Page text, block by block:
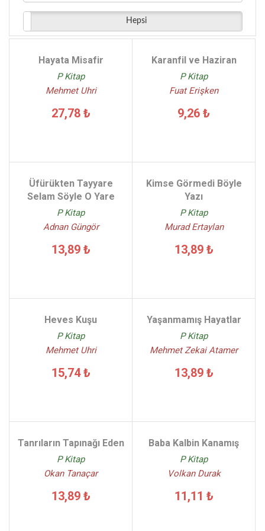
Yakup Ataş - (1)
Koray Şahinbaş - (1)
Şeyda Koç - (1)
Sami Akbulut - (1)
Hepsi
Hayata Misafir
P Kitap
Mehmet Uhri
27,78 ₺
Karanfil ve Haziran
P Kitap
Fuat Erişken
9,26 ₺
Üfürükten Tayyare
Selam Söyle O Yare
P Kitap
Adnan Güngör
13,89 ₺
Kimse Görmedi Böyle
Yazı
P Kitap
Murad Ertaylan
13,89 ₺
Heves Kuşu
P Kitap
Mehmet Uhri
15,74 ₺
Yaşanmamış Hayatlar
P Kitap
Mehmet Zekai Atamer
13,89 ₺
Tanrıların Tapınağı Eden
P Kitap
Okan Tanaçar
13,89 ₺
Baba Kalbin Kanamış
P Kitap
Volkan Durak
11,11 ₺